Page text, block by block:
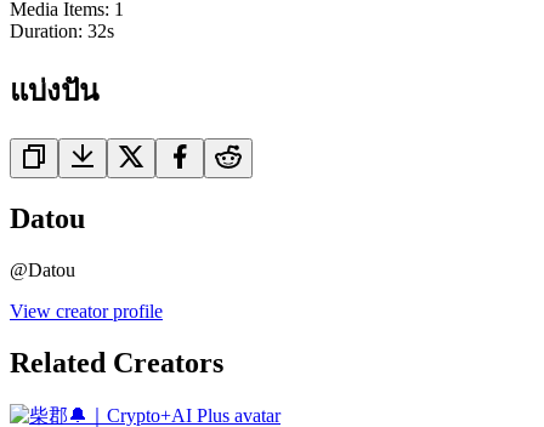
Media Items: 1
Duration: 32s
แบ่งปัน
Datou
@Datou
View creator profile
Related Creators